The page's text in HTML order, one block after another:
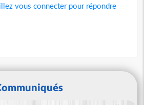
vous connecter pour répondre